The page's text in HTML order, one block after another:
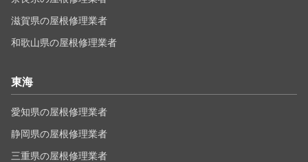
滋賀県の屋根修理業者
和歌山県の屋根修理業者
東海
愛知県の屋根修理業者
静岡県の屋根修理業者
三重県の屋根修理業者